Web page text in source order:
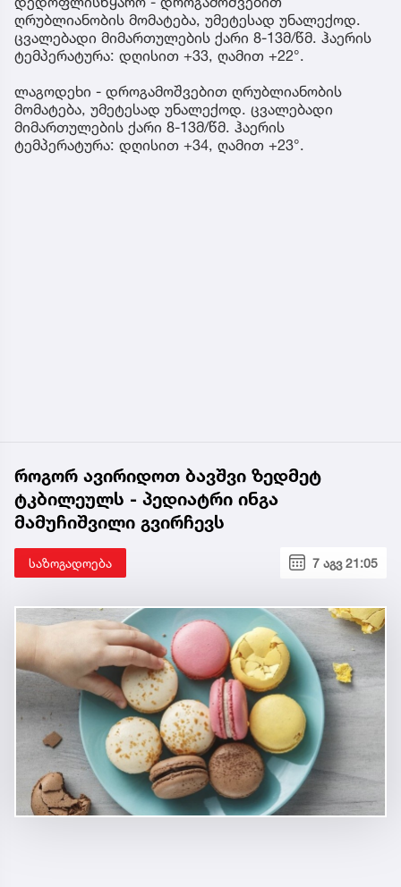
ღრუბლიანობის მომატება, უმეტესად უნალექოდ.
ცვალებადი მიმართულების ქარი 8-13მ/წმ. ჰაერის
ტემპერატურა: დღისით +33, ღამით +22°.
ლაგოდეხი - დროგამოშვებით ღრუბლიანობის
მომატება, უმეტესად უნალექოდ. ცვალებადი
მიმართულების ქარი 8-13მ/წმ. ჰაერის
ტემპერატურა: დღისით +34, ღამით +23°.
როგორ ავირიდოთ ბავშვი ზედმეტ
ტკბილეულს - პედიატრი ინგა
მამუჩიშვილი გვირჩევს
საზოგადოება 7 აგვ 21:05